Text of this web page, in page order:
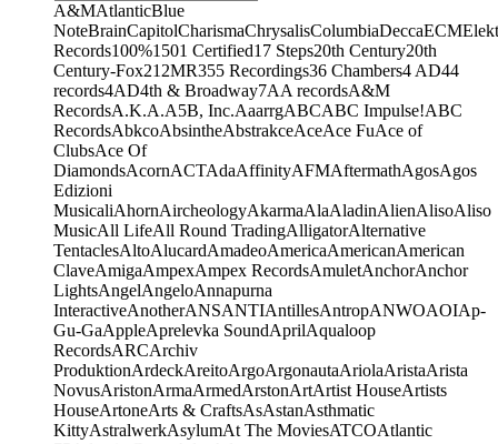
A&MAtlanticBlue
NoteBrainCapitolCharismaChrysalisColumbiaDeccaECM
Records100%1501 Certified17 Steps20th Century20th
Century-Fox21 2MR355 Recordings36 Chambers4 AD44
records4AD4th & Broadway7AA recordsA&M
RecordsA.K.A.A5B, Inc.AaarrgABCABC Impulse!ABC
RecordsAbkcoAbsintheAbstrakceAceAce FuAce of
ClubsAce Of
DiamondsAcornACTAdaAffinityAFMAftermathAgosAgos
Edizioni
MusicaliAhornAircheologyAkarmaAlaAladinAlienAlisoAliso
MusicAll LifeAll Round TradingAlligatorAlternative
TentaclesAltoAlucardAmadeoAmericaAmericanAmerican
ClaveAmigaAmpexAmpex RecordsAmuletAnchorAnchor
LightsAngelAngeloAnnapurna
InteractiveAnotherANSANTIAntillesAntropANWOAOIAp-
Gu-GaAppleAprelevka SoundAprilAqualoop
RecordsARCArchiv
ProduktionArdeckAreitoArgoArgonautaAriolaAristaArista
NovusAristonArmaArmedArstonArtArtist HouseArtists
HouseArtoneArts & CraftsAsAstanAsthmatic
KittyAstralwerkAsylumAt The MoviesATCOAtlantic